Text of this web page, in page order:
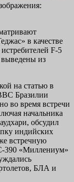
в качестве
F-5
выведены из
на статью в
Бразилии
во время встречи
начальника
обсудил
индийских
встречную
390 «Миллениум»
БЛА и